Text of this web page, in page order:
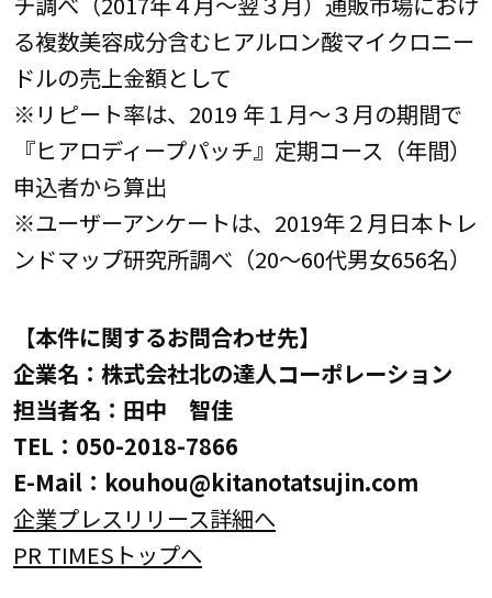
る複数美容成分含むヒアルロン酸マイクロニー
ドルの売上金額として
※リピート率は、2019 年１月～３月の期間で
『ヒアロディープパッチ』定期コース（年間）
申込者から算出
※ユーザーアンケートは、2019年２月日本トレ
ンドマップ研究所調べ（20～60代男女656名）
【本件に関するお問合わせ先】
企業名：株式会社北の達人コーポレーション
担当者名：田中 智佳
TEL：050-2018-7866
E-Mail：kouhou@kitanotatsujin.com
企業プレスリリース詳細へ
PR TIMESトップへ